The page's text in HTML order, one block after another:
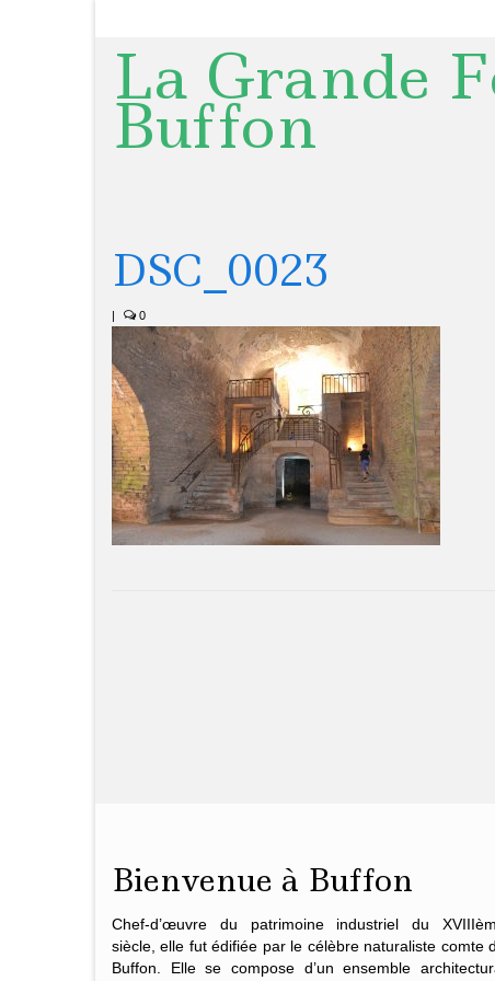
La Grande
Buffon
DSC_0023
| 0
Bienvenue à Buffon
Chef-d’œuvre du patrimoine industriel du
siècle, elle fut édifiée par le célèbre naturaliste comte
Buffon . Elle se compose d’un ensemble